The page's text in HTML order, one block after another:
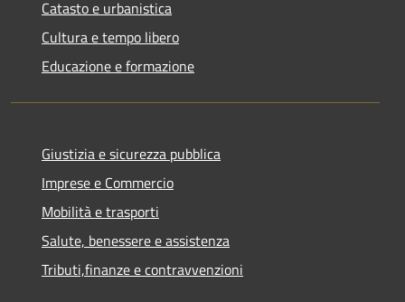
Catasto e urbanistica
Cultura e tempo libero
Educazione e formazione
Giustizia e sicurezza pubblica
Imprese e Commercio
Mobilità e trasporti
Salute, benessere e assistenza
Tributi,finanze e contravvenzioni